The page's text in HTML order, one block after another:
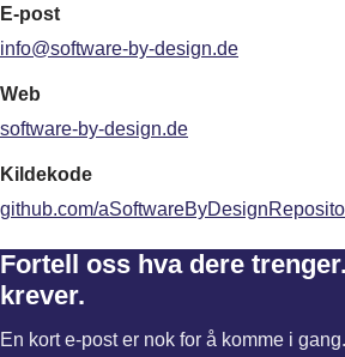
E-post
info@software-by-design.de
Web
software-by-design.de
Kildekode
github.com/
Fortell oss hva dere
krever.
En kort e-post er nok for å komme i